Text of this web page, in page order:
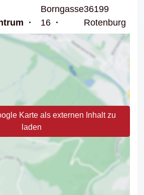
Borngasse
16
36199
Rotenburg
Karte als externen Inhalt zu
laden